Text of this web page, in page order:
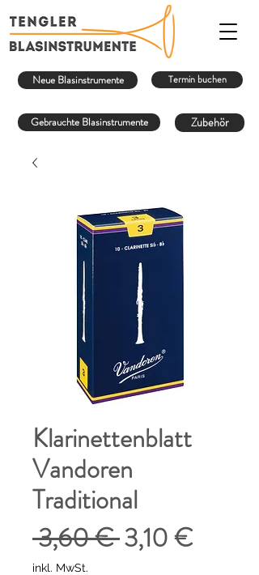
Gebrauchte Blasinstrumente Zubehör
Termin buchen
Neue Blasinstrumente
Klarinettenblatt
Vandoren
Traditional
3,60 € Standardpreis
3,10 €
inkl. MwSt.